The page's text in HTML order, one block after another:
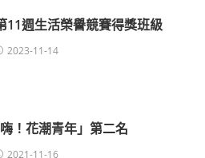
11週生活榮譽競賽得獎班級
2023-11-14
！花潮青年」第二名
2021-11-16